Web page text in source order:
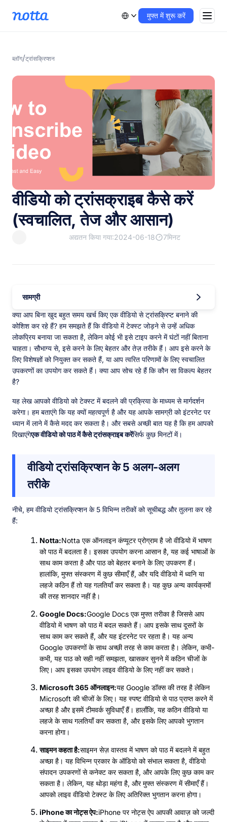
मुफ्त में शुरू करें
ब्लॉग/ट्रांसक्रिप्शन
वीडियो को ट्रांसक्राइब कैसे करें
(स्वचालित, तेज और आसान)
अद्यतन किया गया:2024-06-18 7मिनट
सामग्री
क्या आप बिना खुद बहुत समय खर्च किए एक वीडियो से ट्रांसक्रिप्ट बनाने की
कोशिश कर रहे हैं? हम समझते हैं कि वीडियो में टेक्स्ट जोड़ने से उन्हें अधिक
लोकप्रिय बनाया जा सकता है, लेकिन कोई भी इसे टाइप करने में घंटों नहीं बिताना
चाहता। सौभाग्य से, इसे करने के लिए बेहतर और तेज़ तरीके हैं। आप इसे करने के
लिए विशेषज्ञों को नियुक्त कर सकते हैं, या आप त्वरित परिणामों के लिए स्वचालित
उपकरणों का उपयोग कर सकते हैं। क्या आप सोच रहे हैं कि कौन सा विकल्प बेहतर
है?
यह लेख आपको वीडियो को टेक्स्ट में बदलने की प्रक्रिया के माध्यम से मार्गदर्शन
करेगा। हम बताएंगे कि यह क्यों महत्वपूर्ण है और यह आपके सामग्री को इंटरनेट पर
ध्यान में लाने में कैसे मदद कर सकता है। और सबसे अच्छी बात यह है कि हम आपको
दिखाएंगेएक वीडियो को पाठ में कैसे ट्रांसक्राइब करेंसिर्फ कुछ मिनटों में।
वीडियो ट्रांसक्रिप्शन के 5 अलग-अलग
तरीके
नीचे, हम वीडियो ट्रांसक्रिप्शन के 5 विभिन्न तरीकों को सूचीबद्ध और तुलना कर रहे
हैं:
Notta:Notta एक ऑनलाइन कंप्यूटर प्रोग्राम है जो वीडियो में भाषण
को पाठ में बदलता है। इसका उपयोग करना आसान है, यह कई भाषाओं के
साथ काम करता है और पाठ को बेहतर बनाने के लिए उपकरण हैं।
हालांकि, मुफ्त संस्करण में कुछ सीमाएँ हैं, और यदि वीडियो में ध्वनि या
लहजे कठिन हैं तो यह गलतियाँ कर सकता है। यह कुछ अन्य कार्यक्रमों
की तरह शानदार नहीं है।
Google Docs:Google Docs एक मुफ्त तरीका है जिससे आप
वीडियो में भाषण को पाठ में बदल सकते हैं। आप इसके साथ दूसरों के
साथ काम कर सकते हैं, और यह इंटरनेट पर रहता है। यह अन्य
Google उपकरणों के साथ अच्छी तरह से काम करता है। लेकिन, कभी-
कभी, यह पाठ को सही नहीं समझता, खासकर सुनने में कठिन चीजों के
लिए। आप इसका उपयोग लाइव वीडियो के लिए नहीं कर सकते।
Microsoft 365 ऑनलाइन:यह Google डॉक्स की तरह है लेकिन
Microsoft की चीजों के लिए। यह स्पष्ट वीडियो से पाठ प्राप्त करने में
अच्छा है और इसमें टीमवर्क सुविधाएँ हैं। हालाँकि, यह कठिन वीडियो या
लहजे के साथ गलतियाँ कर सकता है, और इसके लिए आपको भुगतान
करना होगा।
साइमन कहता है:साइमन सेज़ वास्तव में भाषण को पाठ में बदलने में बहुत
अच्छा है। यह विभिन्न प्रकार के ऑडियो को संभाल सकता है, वीडियो
संपादन उपकरणों से कनेक्ट कर सकता है, और आपके लिए कुछ काम कर
सकता है। लेकिन, यह थोड़ा महंगा है, और मुफ्त संस्करण में सीमाएँ हैं।
आपको लाइव वीडियो टेक्स्ट के लिए अतिरिक्त भुगतान करना होगा।
iPhone का नोट्स ऐप:iPhone पर नोट्स ऐप आपकी आवाज़ को जल्दी